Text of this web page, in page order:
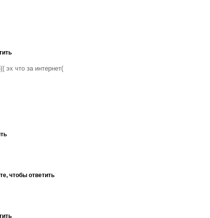
эх что за интернет(
чтобы ответить